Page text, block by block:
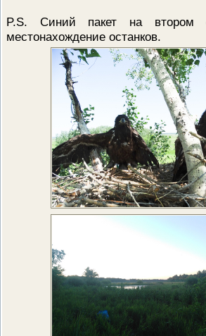
P.S. Синий пакет на втором
местонахождение останков.